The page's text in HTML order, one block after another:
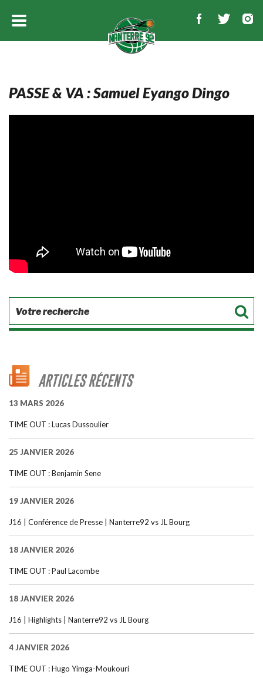
PASSE & VA : Samuel Eyango Dingo
ARTICLES RÉCENTS
13 MARS 2026
TIME OUT : Lucas Dussoulier
25 JANVIER 2026
TIME OUT : Benjamin Sene
19 JANVIER 2026
J16 | Conférence de Presse | Nanterre92 vs JL Bourg
18 JANVIER 2026
TIME OUT : Paul Lacombe
18 JANVIER 2026
J16 | Highlights | Nanterre92 vs JL Bourg
4 JANVIER 2026
TIME OUT : Hugo Yimga-Moukouri